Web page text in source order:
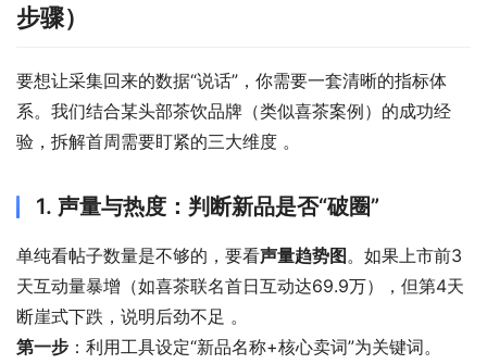
步骤）
要想让采集回来的数据“说话”，你需要一套清晰的指标体
系。我们结合某头部茶饮品牌（类似喜茶案例）的成功经
验，拆解首周需要盯紧的三大维度 。
1. 声量与热度：判断新品是否“破圈”
单纯看帖子数量是不够的，要看声量趋势图。如果上市前3
天互动量暴增（如喜茶联名首日互动达69.9万），但第4天
断崖式下跌，说明后劲不足 。
第一步 ：利用工具设定“新品名称+核心卖词”为关键词。